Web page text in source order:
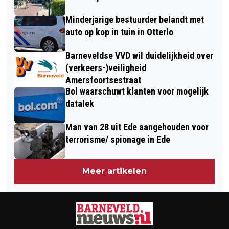
SPELEN: EI-GENLIJK GOUD
Minderjarige bestuurder belandt met
auto op kop in tuin in Otterlo
Barneveldse VVD wil duidelijkheid over
(verkeers-)veiligheid
Amersfoortsestraat
Bol waarschuwt klanten voor mogelijk
datalek
Man van 28 uit Ede aangehouden voor
terrorisme/ spionage in Ede
Meer artikelen